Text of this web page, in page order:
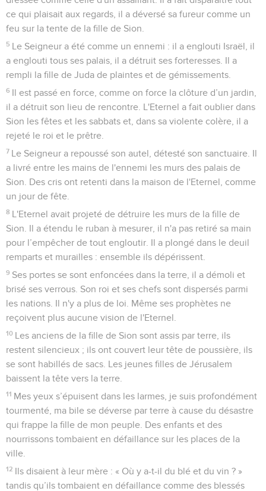
ce qui plaisait aux regards, il a déversé sa fureur comme un
feu sur la tente de la fille de Sion.
5 Le Seigneur a été comme un ennemi : il a englouti Israël, il
a englouti tous ses palais, il a détruit ses forteresses. Il a
rempli la fille de Juda de plaintes et de gémissements.
6 Il est passé en force, comme on force la clôture d’un jardin,
il a détruit son lieu de rencontre. L'Eternel a fait oublier dans
Sion les fêtes et les sabbats et, dans sa violente colère, il a
rejeté le roi et le prêtre.
7 Le Seigneur a repoussé son autel, détesté son sanctuaire. Il
a livré entre les mains de l'ennemi les murs des palais de
Sion. Des cris ont retenti dans la maison de l'Eternel, comme
un jour de fête.
8 L'Eternel avait projeté de détruire les murs de la fille de
Sion. Il a étendu le ruban à mesurer, il n'a pas retiré sa main
pour l’empêcher de tout engloutir. Il a plongé dans le deuil
remparts et murailles : ensemble ils dépérissent.
9 Ses portes se sont enfoncées dans la terre, il a démoli et
brisé ses verrous. Son roi et ses chefs sont dispersés parmi
les nations. Il n'y a plus de loi. Même ses prophètes ne
reçoivent plus aucune vision de l'Eternel.
10 Les anciens de la fille de Sion sont assis par terre, ils
restent silencieux ; ils ont couvert leur tête de poussière, ils
se sont habillés de sacs. Les jeunes filles de Jérusalem
baissent la tête vers la terre.
11 Mes yeux s’épuisent dans les larmes, je suis profondément
tourmenté, ma bile se déverse par terre à cause du désastre
qui frappe la fille de mon peuple. Des enfants et des
nourrissons tombaient en défaillance sur les places de la
ville.
12 Ils disaient à leur mère : « Où y a-t-il du blé et du vin ? »
tandis qu’ils tombaient en défaillance comme des blessés